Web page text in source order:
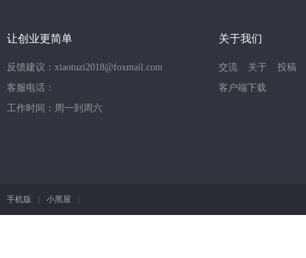
让创业更简单
反馈建议：xiaotuzi2018@foxmail.com
客服电话：
工作时间：周一到周六
关于我们
交流 关于
投稿
客户端下载
手机版 | 小黑屋 |